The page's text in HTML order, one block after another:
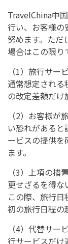
TravelChina中
行い、お客様の
努めます。ただ
場合はこの限り
（1）旅行サー
通常想定される
の改定差額だけ
（2）お客様
い恐れがある
ービスの提供を
ます。
（3）上項の措
更せざるを得な
この際、旅行
初の旅行日程の
（4）代替サ
行サービスだけ